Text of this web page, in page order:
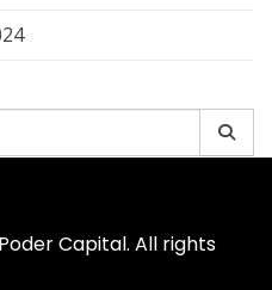
Capital. All rights